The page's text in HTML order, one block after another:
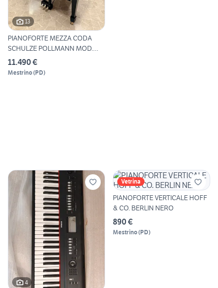
13
PIANOFORTE MEZZA CODA
SCHULZE POLLMANN MOD.
SU172H
11.490 €
Mestrino(PD)
4
Vetrina
PIANOFORTE VERTICALE HOFF
& CO. BERLIN NERO
890 €
Mestrino(PD)